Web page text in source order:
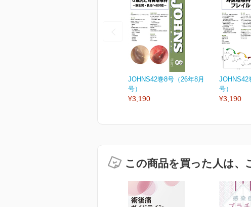
JOHNS42巻8号（26年8月
号）
¥3,190
JOHNS42
号）
¥3,190
この商品を買った人は、